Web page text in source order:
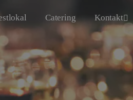
Catering Kontakt